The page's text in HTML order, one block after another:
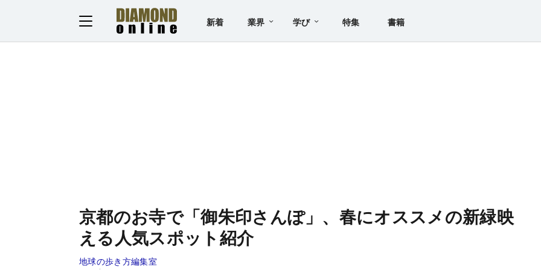
新着 業界 学び 特集 書籍
京都のお寺で「御朱印さんぽ」、春にオススメの新緑映
える人気スポット紹介
地球の歩き方編集室